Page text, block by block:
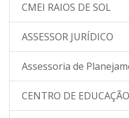
CMEI RAIOS DE SOL
ASSESSOR JURÍDICO
Assessoria de
CENTRO DE